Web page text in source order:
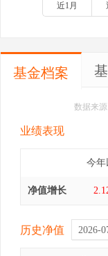
近1月
基金档案
数据来
业绩表现
今年
净值增长
历史净值